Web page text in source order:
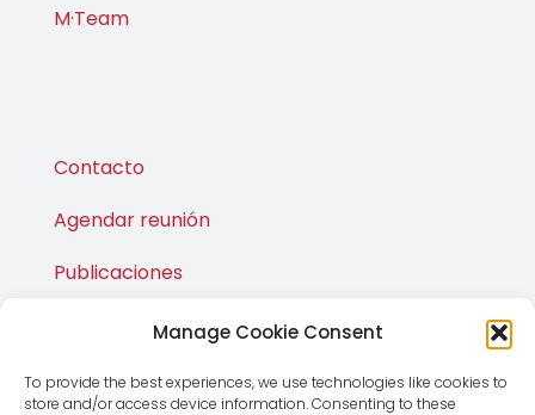
Manage Cookie Consent
To provide the best experiences, we use technologies like cookies to
store and/or access device information. Consenting to these
Únete al equipo
Contacto
Agendar reunión
Publicaciones
M·Shop